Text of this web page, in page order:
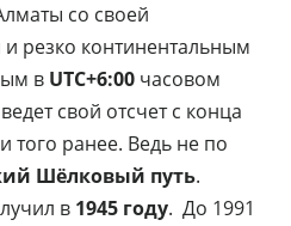
со своей
резко континентальным
в UTC+6:00 часовом
свой отсчет с конца
и того ранее. Ведь не по
Шёлковый путь.
в 1945 году. До 1991